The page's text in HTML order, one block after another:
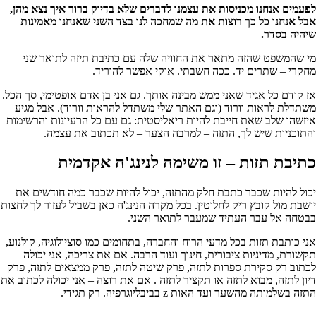
לפעמים אנחנו מכניסות את עצמנו לדברים שלא בדיוק ברור איך נצא מהן,
אבל אנחנו כל כך רוצות את מה שמחכה לנו בצד השני שאנחנו מאמינות
שיהיה בסדר.
מי שהמשפט שהזה מתאר את החוויה שלה עם כתיבת תיזה לתואר שני
מחקרי – שתרים יד. ככה חשבתי. אוקי אפשר להוריד.
אז קודם כל אגיד שאני ממש מבינה אותך. גם אני בן אדם אופטימי, סך הכל.
משתדלת לראות וורוד (וגם האתר שלי משתדל להראות וורוד). אבל מגיע
איזשהו שלב שאת חייבת להיות ריאליסטית: גם עם כל הרעיונות והרשימות
והתוכניות שיש לך, התזה – למרבה הצער – לא תכתוב את עצמה.
כתיבת תזות – זו משימה לנינג'ה אקדמית
יכול להיות שכבר כתבת חלק מהתזה, יכול להיות שכבר כמה חודשים את
יושבת מול קובץ ריק לחלוטין. בכל מקרה הנינג'ה כאן בשביל לעזור לך לחצות
בבטחה אל עבר העתיד שמעבר לתואר השני.
אני כותבת תזות בכל מדעי הרוח והחברה, בתחומים כמו סוציולוגיה, קולנוע,
תקשורת, מדיניות ציבורית, חינוך ועוד הרבה. אם את צריכה, אני יכולה
לכתוב רק סקירת ספרות לתזה, פרק שיטה לתזה, פרק ממצאים לתזה, פרק
דיון לתזה, מבוא לתזה או תקציר לתזה . אם את רוצה – אני יכולה לכתוב את
התזה בשלמותה מהשער ועד האות z בביבליוגרפיה. רק תגידי.